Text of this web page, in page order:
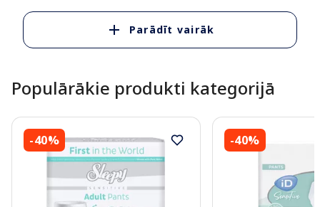
Parādīt vairāk
Populārākie produkti kategorijā
-40% -40%